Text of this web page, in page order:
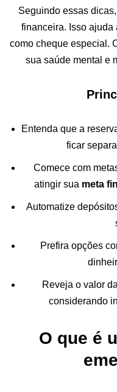
Seguindo essas
financeira. Isso ajuda
como cheque especial.
sua saúde mental e
Entenda que a
ficar
Comece com
atingir sua meta
Automatize
Prefira opções
Reveja o valor
considerando
O que é